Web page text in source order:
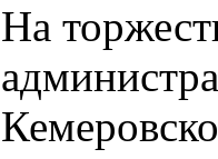
На